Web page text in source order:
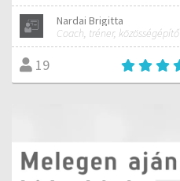
Nardai Brigitta
Coach, tréner, közösségépítő
19